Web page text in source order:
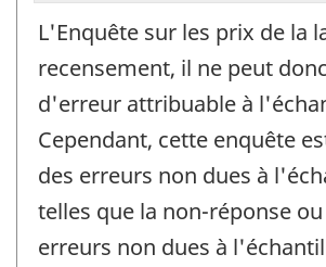
L'Enquête sur les prix de la
recensement, il ne peut
d'erreur attribuable à
Cependant, cette enquête
des erreurs non dues à
telles que la non-réponse
erreurs non dues à